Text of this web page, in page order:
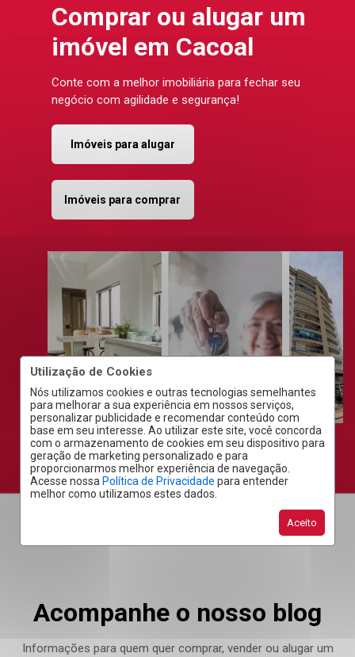
Utilização de Cookies
Nós utilizamos cookies e outras tecnologias semelhantes
para melhorar a sua experiência em nossos serviços,
personalizar publicidade e recomendar conteúdo com
base em seu interesse. Ao utilizar este site, você concorda
com o armazenamento de cookies em seu dispositivo para
geração de marketing personalizado e para
proporcionarmos melhor experiência de navegação.
Acesse nossa Política de Privacidade para entender
melhor como utilizamos estes dados.
Aceito
Comprar ou alugar um
imóvel em Cacoal
Conte com a melhor imobiliária para fechar seu
negócio com agilidade e segurança!
Imóveis para alugar
Imóveis para comprar
Acompanhe o nosso blog
Informações para quem quer comprar, vender ou alugar um